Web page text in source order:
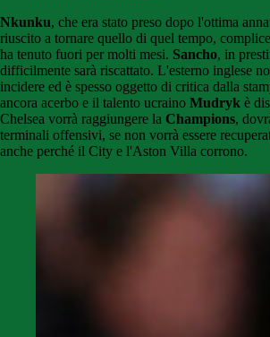
Nkunku, che era stato preso dopo l'ottima
riuscito a tornare quello di quel tempo,
ha tenuto fuori per molti mesi. Sancho, in
difficilmente sarà riscattato. L'esterno inglese
incidere ed è spesso oggetto di critica dalla
ancora acerbo e il talento ucraino Mudryk è
Chelsea vorrà raggiungere la Champions,
terminali offensivi, se non vorrà essere
anche perché il City e l'Aston Villa corrono.